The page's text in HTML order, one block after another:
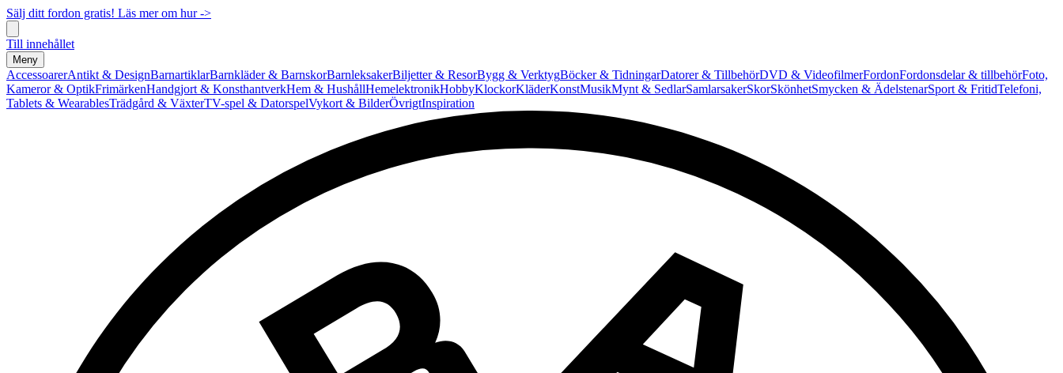
Sälj ditt fordon gratis! Läs mer om hur ->
Till innehållet
Meny
AccessoarerAntikt & DesignBarnartiklarBarnkläder & BarnskorBarnleksakerBiljetter & ResorBygg & VerktygBöcker & TidningarDatorer & TillbehörDVD & VideofilmerFordonFordonsdelar & tillbehörFoto,
Kameror & OptikFrimärkenHandgjort & KonsthantverkHem & HushållHemelektronikHobbyKlockorKläderKonstMusikMynt & SedlarSamlarsakerSkorSkönhetSmycken & ÄdelstenarSport & FritidTelefoni,
Tablets & WearablesTrädgård & VäxterTV-spel & DatorspelVykort & BilderÖvrigtInspiration